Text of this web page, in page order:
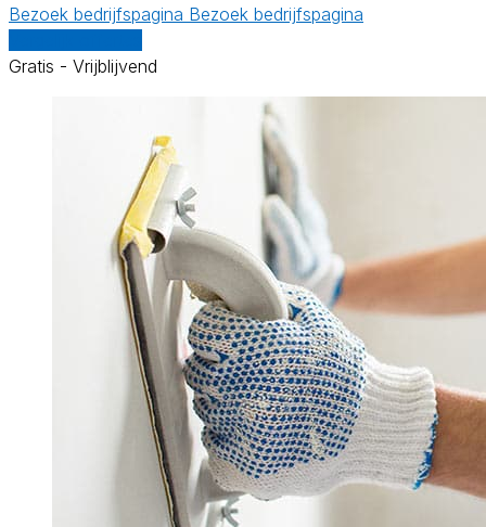
Bezoek bedrijfspagina Bezoek bedrijfspagina
Gratis - Vrijblijvend